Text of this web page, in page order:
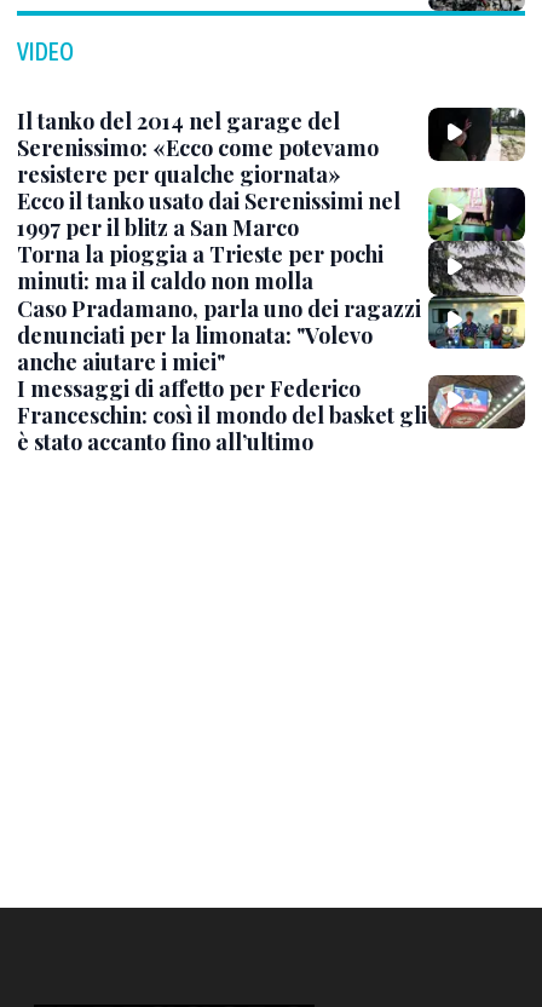
VIDEO
Il tanko del 2014 nel garage del
Serenissimo: «Ecco come potevamo
resistere per qualche giornata»
Ecco il tanko usato dai Serenissimi nel
1997 per il blitz a San Marco
Torna la pioggia a Trieste per pochi
minuti: ma il caldo non molla
Caso Pradamano, parla uno dei ragazzi
denunciati per la limonata: "Volevo
anche aiutare i miei"
I messaggi di affetto per Federico
Franceschin: così il mondo del basket gli
è stato accanto fino all’ultimo